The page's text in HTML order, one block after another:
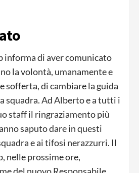
informa di aver comunicato
la volontà, umanamente e
sofferta, di cambiare la guida
squadra. Ad Alberto e a tutti i
staff il ringraziamento più
saputo dare in questi
e ai tifosi nerazzurri. Il
nelle prossime ore,